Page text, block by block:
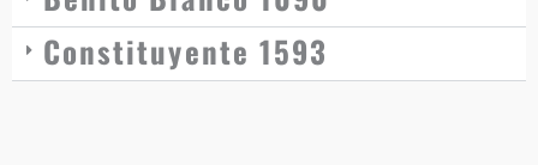
Constituyente 1593